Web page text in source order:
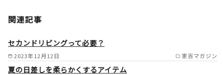
により応相談） /
関連記事
2023年12月12日 家百マガジン
セカンドリビングって必要？
夏の日差しを柔らかくするアイテム